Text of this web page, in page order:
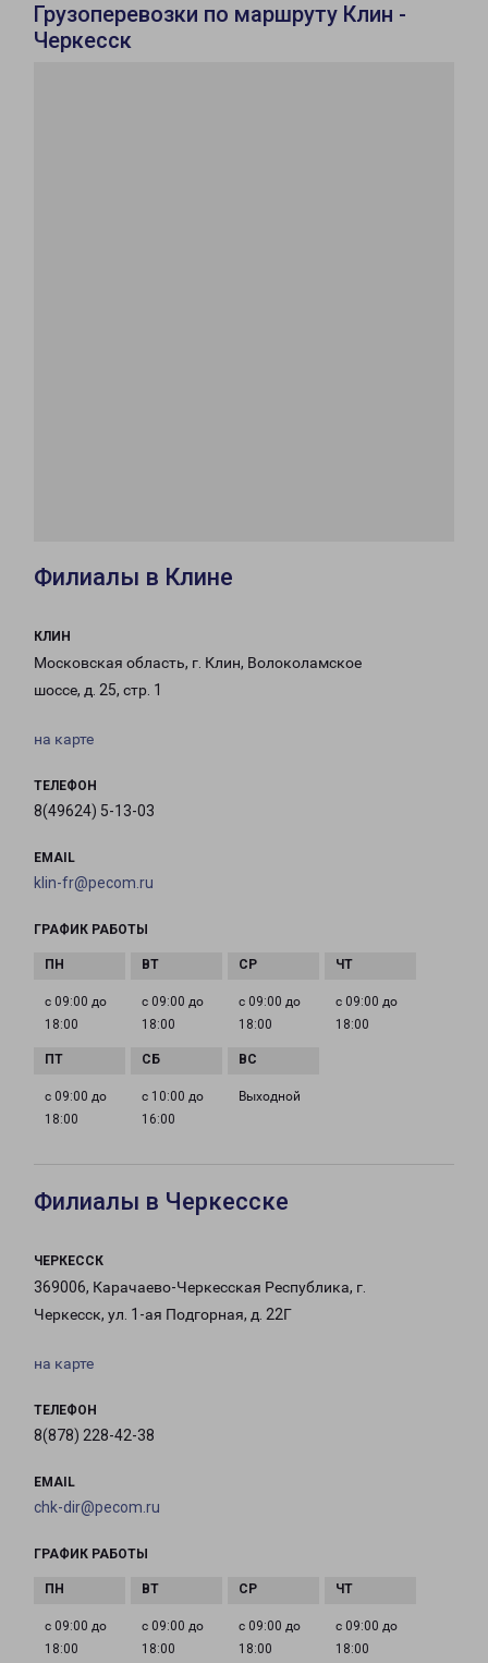
Грузоперевозки по маршруту Клин -
Черкесск
Филиалы в Клине
КЛИН
Московская область, г. Клин, Волоколамское
шоссе, д. 25, стр. 1
на карте
ТЕЛЕФОН
8(49624) 5-13-03
EMAIL
klin-fr@pecom.ru
ГРАФИК РАБОТЫ
с 09:00 до
18:00
с 09:00 до
18:00
с 09:00 до
18:00
с 09:00 до
18:00
с 09:00 до
18:00
с 10:00 до
16:00
Выходной
Филиалы в Черкесске
ЧЕРКЕССК
369006, Карачаево-Черкесская Республика, г.
Черкесск, ул. 1-ая Подгорная, д. 22Г
на карте
ТЕЛЕФОН
8(878) 228-42-38
EMAIL
chk-dir@pecom.ru
ГРАФИК РАБОТЫ
с 09:00 до
18:00
с 09:00 до
18:00
с 09:00 до
18:00
с 09:00 до
18:00